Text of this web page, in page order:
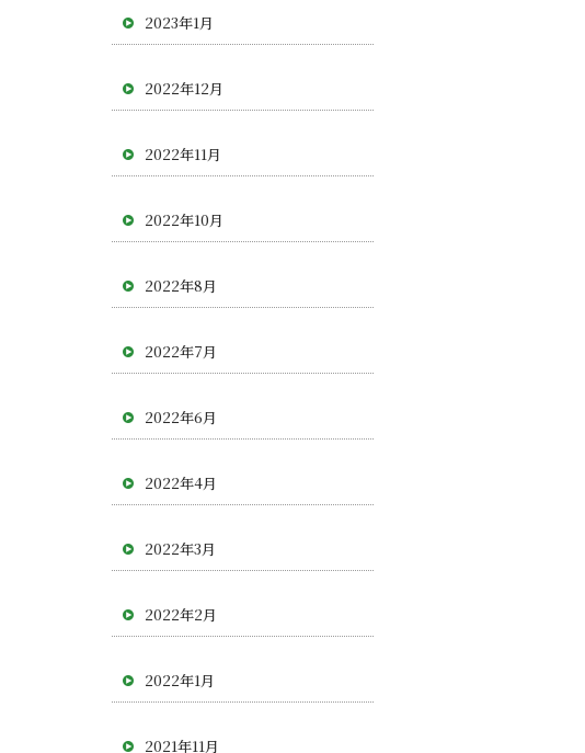
2023年1月
2022年12月
2022年11月
2022年10月
2022年8月
2022年7月
2022年6月
2022年4月
2022年3月
2022年2月
2022年1月
2021年11月